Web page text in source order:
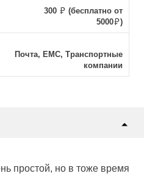
300
(бесплатно от
5000
)
Почта, ЕМС, Транспортные
компании
простой, но в тоже время